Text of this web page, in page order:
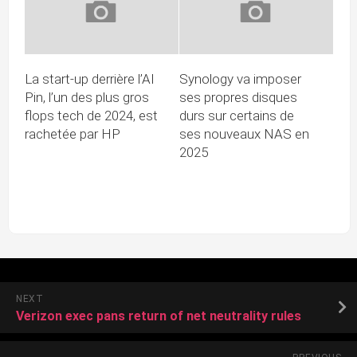
La start-up derrière l’AI
Pin, l’un des plus gros
flops tech de 2024, est
rachetée par HP
Synology va imposer
ses propres disques
durs sur certains de
ses nouveaux NAS en
2025
NEXT
Verizon exec pans return of net neutrality rules